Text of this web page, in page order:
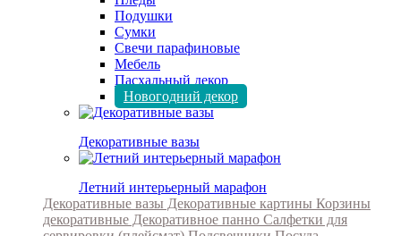
Подушки
Сумки
Свечи парафиновые
Мебель
Пасхальный декор
Новогодний декор
Декоративные вазы
Летний интерьерный марафон
Декоративные вазы Декоративные картины Корзины
декоративные Декоративное панно Салфетки для